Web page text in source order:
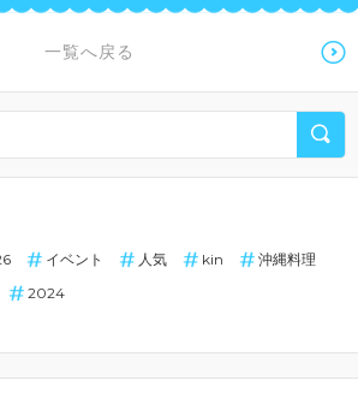
一覧へ戻る
イベント 人気 kin
沖縄料理
2024